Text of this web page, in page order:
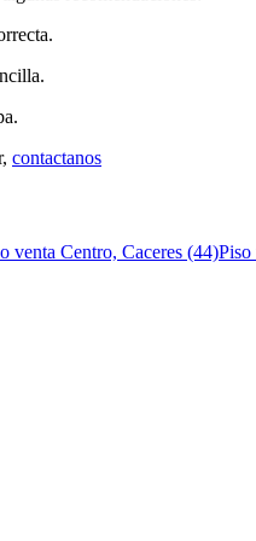
contactanos
venta Centro, Caceres (44)Piso